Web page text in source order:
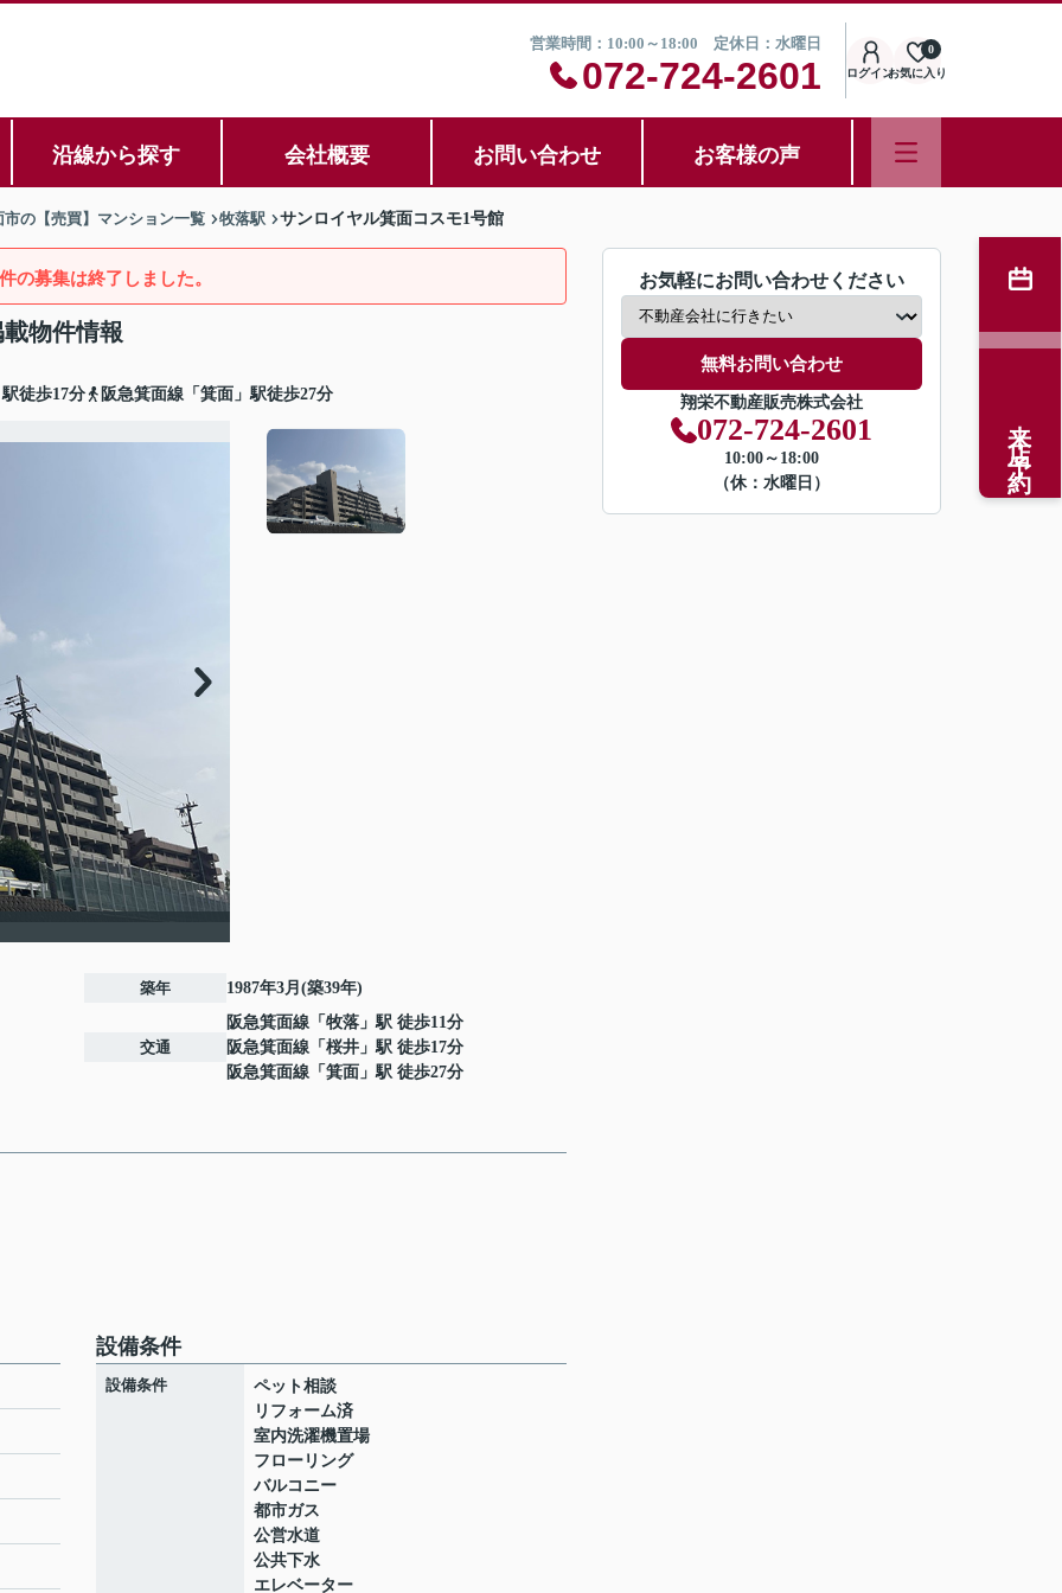
営業時間：10:00～18:00 定休日：水曜日
072-724-2601 ログインお気に入り
0
沿線から探す 会社概要 お問い合わせ お客様の声
市の【売買】マンション一覧 牧落駅 サンロイヤル箕面コスモ1号館
の募集は終了しました。
物件情報
徒歩17分 阪急箕面線「箕面」駅徒歩27分
築年 1987年3月(築39年)
交通
阪急箕面線 「 牧落 」駅 徒歩11分
阪急箕面線 「 桜井 」駅 徒歩17分
阪急箕面線 「 箕面 」駅 徒歩27分
設備条件
設備条件
ペット相談
リフォーム済
室内洗濯機置場
フローリング
バルコニー
都市ガス
公営水道
公共下水
エレベーター
お気軽にお問い合わせください
無料お問い合わせ
翔栄不動産販売株式会社
072-724-2601
10:00～18:00
（休：水曜日）
来店予約